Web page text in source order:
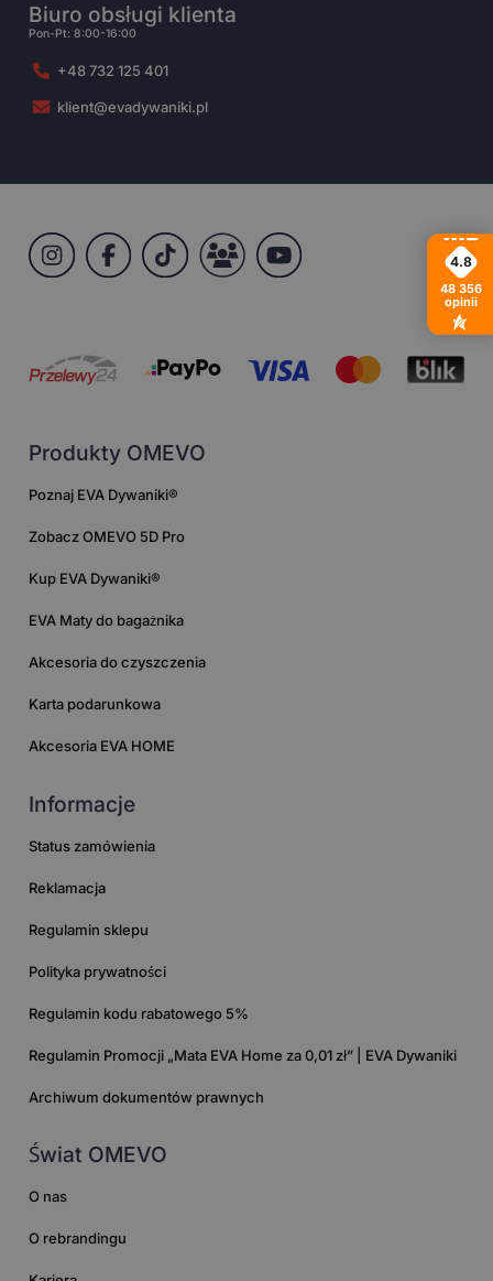
Biuro obsługi klienta
Pon-Pt: 8:00-16:00
+48 732 125 401
klient@evadywaniki.pl
Produkty OMEVO
Poznaj EVA Dywaniki®
Zobacz OMEVO 5D Pro
Kup EVA Dywaniki®
EVA Maty do bagażnika
Akcesoria do czyszczenia
Karta podarunkowa
Akcesoria EVA HOME
Informacje
Status zamówienia
Reklamacja
Regulamin sklepu
Polityka prywatności
Regulamin kodu rabatowego 5%
Regulamin Promocji „Mata EVA Home za 0,01 zł” | EVA Dywaniki
Archiwum dokumentów prawnych
Świat OMEVO
O nas
O rebrandingu
4.8
48 356
opinii